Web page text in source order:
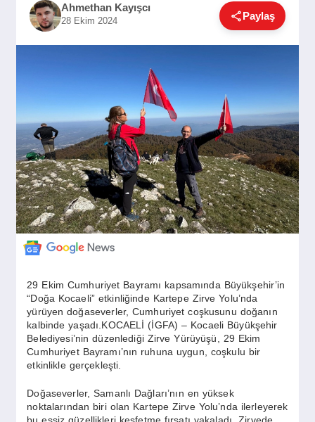
GÜNDEM
EĞITIM
EKONOMI
DÜNYA
SAĞLIK
SPOR
Ahmethan Kayışcı
28 Ekim 2024 Paylaş
29 Ekim Cumhuriyet Bayramı kapsamında Büyükşehir’in
“Doğa Kocaeli” etkinliğinde Kartepe Zirve Yolu’nda
yürüyen doğaseverler, Cumhuriyet coşkusunu doğanın
kalbinde yaşadı.KOCAELİ (İGFA) – Kocaeli Büyükşehir
Belediyesi’nin düzenlediği Zirve Yürüyüşü, 29 Ekim
Cumhuriyet Bayramı’nın ruhuna uygun, coşkulu bir
etkinlikle gerçekleşti.
Doğaseverler, Samanlı Dağları’nın en yüksek
noktalarından biri olan Kartepe Zirve Yolu’nda ilerleyerek
bu eşsiz güzellikleri keşfetme fırsatı yakaladı. Zirvede